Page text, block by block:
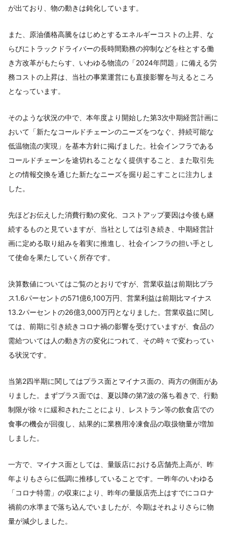
が出ており、物の動きは鈍化しています。
また、原油価格高騰をはじめとするエネルギーコストの上昇、な
らびにトラックドライバーの長時間勤務の抑制などを柱とする働
き方改革がもたらす、いわゆる物流の「2024年問題」に備える労
務コストの上昇は、当社の事業運営にも直接影響を与えるところ
となっています。
そのような状況の中で、本年度より開始した第3次中期経営計画に
おいて「新たなコールドチェーンのニーズをつなぐ、持続可能な
低温物流の実現」を基本方針に掲げました。社会インフラである
コールドチェーンを途切れることなく提供すること、また取引先
との情報交換を通じた新たなニーズを掘り起こすことに注力しま
した。
先ほどお伝えした消費行動の変化、コストアップ要因は今後も継
続するものと見ていますが、当社としては引き続き、中期経営計
画に定める取り組みを着実に推進し、社会インフラの担い手とし
て使命を果たしていく所存です。
決算数値についてはご覧のとおりですが、営業収益は前期比プラ
ス1.6パーセントの571億6,100万円、営業利益は前期比マイナス
13.2パーセントの26億3,000万円となりました。営業収益に関し
ては、前期に引き続きコロナ禍の影響を受けていますが、食品の
需給ついては人の動き方の変化につれて、その時々で変わってい
る状況です。
当第2四半期に関してはプラス面とマイナス面の、両方の側面があ
りました。まずプラス面では、夏以降の第7波の落ち着きで、行動
制限が徐々に緩和されたことにより、レストラン等の飲食店での
食事の機会が回復し、結果的に業務用冷凍食品の取扱物量が増加
しました。
一方で、マイナス面としては、量販店における店舗売上高が、昨
年よりもさらに低調に推移していることです。一昨年のいわゆる
「コロナ特需」の収束により、昨年の量販店売上はすでにコロナ
禍前の水準まで落ち込んでいましたが、今期はそれよりさらに物
量が減少しました。